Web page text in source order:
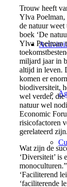
Trouw heeft
Ylva Poelman,
de natuur weet
boek ‘De
Ylva Poelman
miljard jaar in
altijd in leven.
komen er
biodiversiteit,
wel verder,
natuur wel
Economic
risicofactoren
gerelateerd
Wat zijn de
‘Diversiteit’ is
‘Faciliterend
‘faciliterende